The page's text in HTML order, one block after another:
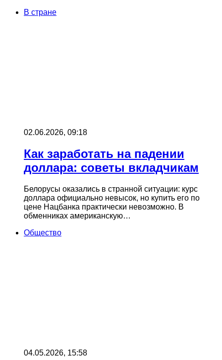
В стране
02.06.2026, 09:18
Как заработать на падении
доллара: советы вкладчикам
Белорусы оказались в странной ситуации: курс
доллара официально невысок, но купить его по
цене Нацбанка практически невозможно. В
обменниках американскую…
Общество
04.05.2026, 15:58